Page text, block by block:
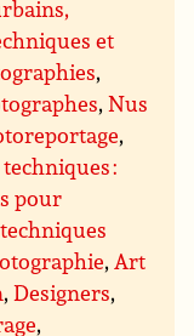
et
,
,Nus
,
:
pour
,Art
,Designers,
,